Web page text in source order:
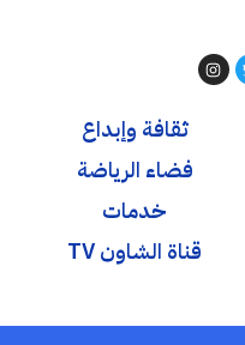
ثقافة وإبداع
فضاء الرياضة
خدمات
قناة الشاون TV